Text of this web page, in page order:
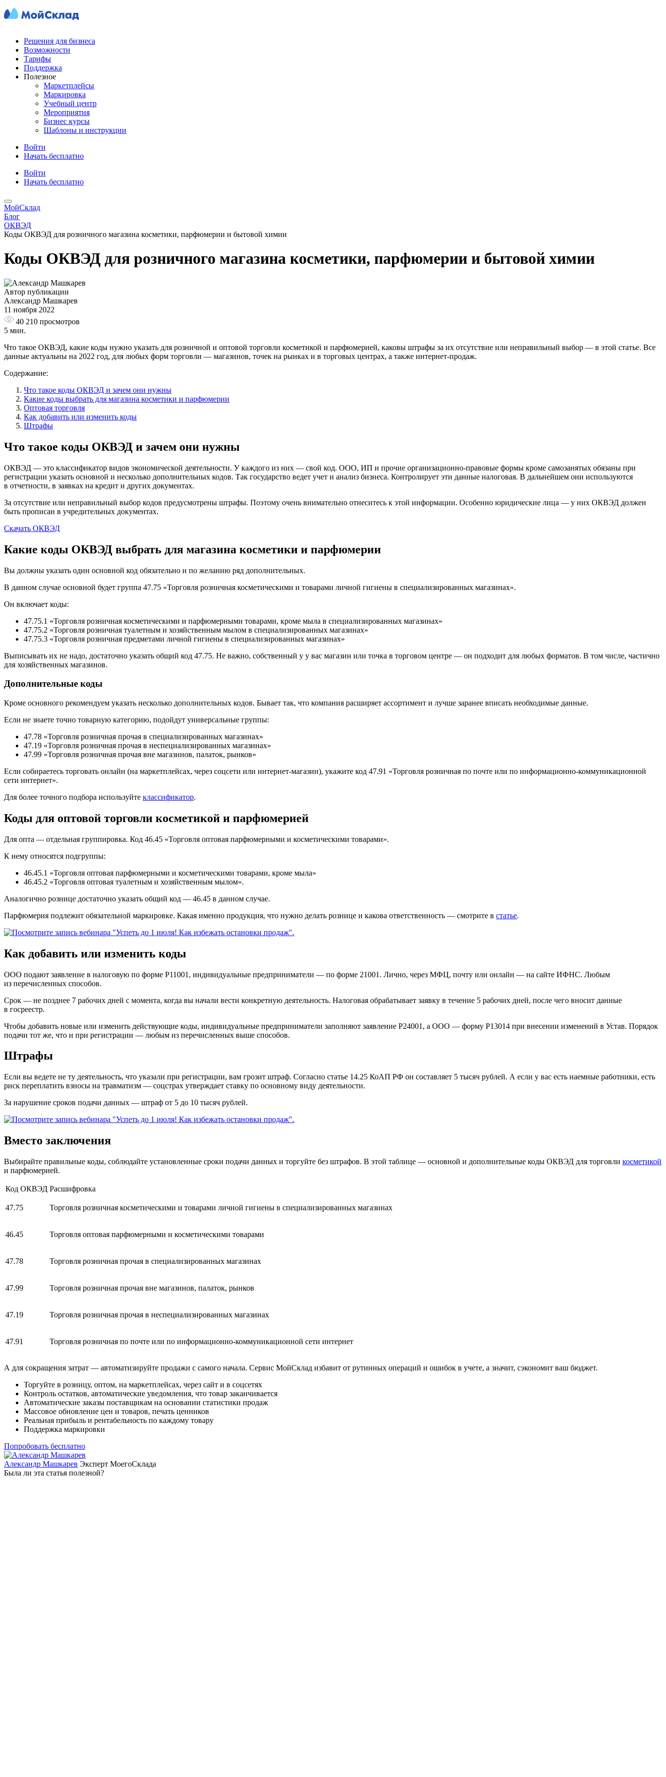
Решения для бизнеса
Возможности
Тарифы
Поддержка
Полезное
Маркетплейсы
Маркировка
Учебный центр
Мероприятия
Бизнес курсы
Шаблоны и инструкции
Войти
Начать бесплатно
Войти
Начать бесплатно
МойСклад
Блог
ОКВЭД
Коды ОКВЭД для розничного магазина косметики, парфюмерии и бытовой химии
Коды ОКВЭД для розничного магазина косметики, парфюмерии и бытовой химии
Автор публикации
Александр Машкарев
11 ноября 2022
40 210 просмотров
5 мин.
Что такое ОКВЭД, какие коды нужно указать для розничной и оптовой торговли косметикой и парфюмерией, каковы штрафы за их отсутствие или неправильный выбор — в этой статье. Все
данные актуальны на 2022 год, для любых форм торговли — магазинов, точек на рынках и в торговых центрах, а также интернет-продаж.
Содержание:
Что такое коды ОКВЭД и зачем они нужны
Какие коды выбрать для магазина косметики и парфюмерии
Оптовая торговля
Как добавить или изменить коды
Штрафы
Что такое коды ОКВЭД и зачем они нужны
ОКВЭД — это классификатор видов экономической деятельности. У каждого из них — свой код. ООО, ИП и прочие организационно-правовые формы кроме самозанятых обязаны при
регистрации указать основной и несколько дополнительных кодов. Так государство ведет учет и анализ бизнеса. Контролирует эти данные налоговая. В дальнейшем они используются
в отчетности, в заявках на кредит и других документах.
За отсутствие или неправильный выбор кодов предусмотрены штрафы. Поэтому очень внимательно отнеситесь к этой информации. Особенно юридические лица — у них ОКВЭД должен
быть прописан в учредительных документах.
Скачать ОКВЭД
Какие коды ОКВЭД выбрать для магазина косметики и парфюмерии
Вы должны указать один основной код обязательно и по желанию ряд дополнительных.
В данном случае основной будет группа 47.75 «Торговля розничная косметическими и товарами личной гигиены в специализированных магазинах».
Он включает коды:
47.75.1 «Торговля розничная косметическими и парфюмерными товарами, кроме мыла в специализированных магазинах»
47.75.2 «Торговля розничная туалетным и хозяйственным мылом в специализированных магазинах»
47.75.3 «Торговля розничная предметами личной гигиены в специализированных магазинах»
Выписывать их не надо, достаточно указать общий код 47.75. Не важно, собственный у у вас магазин или точка в торговом центре — он подходит для любых форматов. В том числе, частично
для хозяйственных магазинов.
Дополнительные коды
Кроме основного рекомендуем указать несколько дополнительных кодов. Бывает так, что компания расширяет ассортимент и лучше заранее вписать необходимые данные.
Если не знаете точно товарную категорию, подойдут универсальные группы:
47.78 «Торговля розничная прочая в специализированных магазинах»
47.19 «Торговля розничная прочая в неспециализированных магазинах»
47.99 «Торговля розничная прочая вне магазинов, палаток, рынков»
Если собираетесь торговать онлайн (на маркетплейсах, через соцсети или интернет-магазин), укажите код 47.91 «Торговля розничная по почте или по информационно-коммуникационной
сети интернет».
Для более точного подбора используйте классификатор.
Коды для оптовой торговли косметикой и парфюмерией
Для опта — отдельная группировка. Код 46.45 «Торговля оптовая парфюмерными и косметическими товарами».
К нему относятся подгруппы:
46.45.1 «Торговля оптовая парфюмерными и косметическими товарами, кроме мыла»
46.45.2 «Торговля оптовая туалетным и хозяйственным мылом».
Аналогично рознице достаточно указать общий код — 46.45 в данном случае.
Парфюмерия подлежит обязательной маркировке. Какая именно продукция, что нужно делать рознице и какова ответственность — смотрите в статье.
Как добавить или изменить коды
ООО подают заявление в налоговую по форме Р11001, индивидуальные предприниматели — по форме 21001. Лично, через МФЦ, почту или онлайн — на сайте ИФНС. Любым
из перечисленных способов.
Срок — не позднее 7 рабочих дней с момента, когда вы начали вести конкретную деятельность. Налоговая обрабатывает заявку в течение 5 рабочих дней, после чего вносит данные
в госреестр.
Чтобы добавить новые или изменить действующие коды, индивидуальные предприниматели заполняют заявление Р24001, а ООО — форму Р13014 при внесении изменений в Устав. Порядок
подачи тот же, что и при регистрации — любым из перечисленных выше способов.
Штрафы
Если вы ведете не ту деятельность, что указали при регистрации, вам грозит штраф. Согласно статье 14.25 КоАП РФ он составляет 5 тысяч рублей. А если у вас есть наемные работники, есть
риск переплатить взносы на травматизм — соцстрах утверждает ставку по основному виду деятельности.
За нарушение сроков подачи данных — штраф от 5 до 10 тысяч рублей.
Вместо заключения
Выбирайте правильные коды, соблюдайте установленные сроки подачи данных и торгуйте без штрафов. В этой таблице — основной и дополнительные коды ОКВЭД для торговли косметикой
и парфюмерией.
Код ОКВЭД Расшифровка
47.75 Торговля розничная косметическими и товарами личной гигиены в специализированных магазинах
46.45 Торговля оптовая парфюмерными и косметическими товарами
47.78 Торговля розничная прочая в специализированных магазинах
47.99 Торговля розничная прочая вне магазинов, палаток, рынков
47.19 Торговля розничная прочая в неспециализированных магазинах
47.91 Торговля розничная по почте или по информационно-коммуникационной сети интернет
А для сокращения затрат — автоматизируйте продажи с самого начала. Сервис МойСклад избавит от рутинных операций и ошибок в учете, а значит, сэкономит ваш бюджет.
Торгуйте в розницу, оптом, на маркетплейсах, через сайт и в соцсетях
Контроль остатков, автоматические уведомления, что товар заканчивается
Автоматические заказы поставщикам на основании статистики продаж
Массовое обновление цен и товаров, печать ценников
Реальная прибыль и рентабельность по каждому товару
Поддержка маркировки
Попробовать бесплатно
Александр Машкарев Эксперт МоегоСклада
Была ли эта статья полезной?